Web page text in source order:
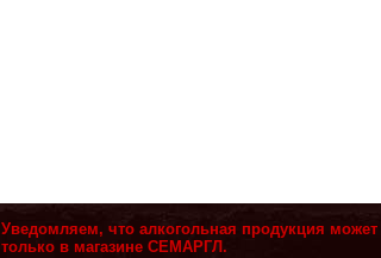
Уведомляем, что алкогольная продукция
только в магазине СЕМАРГЛ.